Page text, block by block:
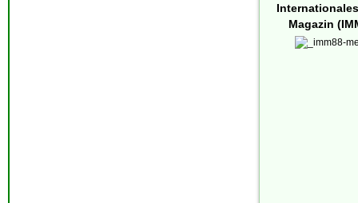
Magazin